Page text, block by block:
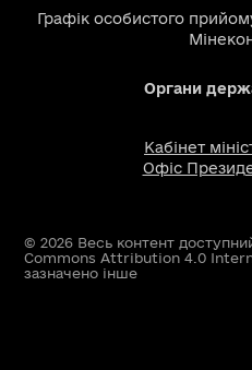
Графік особистого
Органи
Кабінет
Офіс
© 2026 Весь контент
Commons Attribution 4.0
зазначено інше